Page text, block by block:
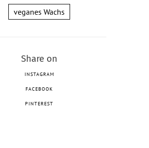
veganes Wachs
Share on
INSTAGRAM
FACEBOOK
PINTEREST